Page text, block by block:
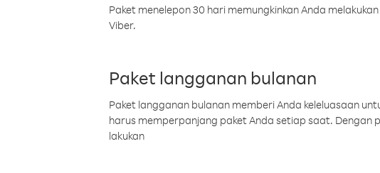
Paket menelepon 30 hari memungkinkan Anda
Viber.
Paket langganan bulanan
Paket langganan bulanan memberi Anda keleluasaan
harus memperpanjang paket Anda setiap saat.
lakukan